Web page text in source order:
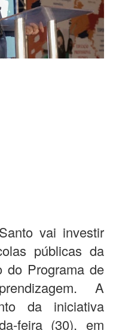
vai investir
públicas da
do Programa de
A
da iniciativa
feira (30), em